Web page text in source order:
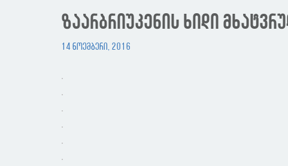
ზაარბრიუკენის ხიდი
14 ნოემბერი, 2016